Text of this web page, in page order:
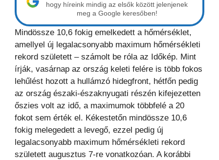
hogy híreink mindig az elsők között jelenjenek
meg a Google keresőben!
Mindössze 10,6 fokig emelkedett a hőmérséklet,
amellyel új legalacsonyabb maximum hőmérsékleti
rekord született – számolt be róla az Időkép. Mint
írják, vasárnap az ország keleti felére is több fokos
lehűlést hozott a hullámzó hidegfront, hétfőn pedig
az ország északi-északnyugati részén kifejezetten
őszies volt az idő, a maximumok többfelé a 20
fokot sem érték el. Kékestetőn mindössze 10,6
fokig melegedett a levegő, ezzel pedig új
legalacsonyabb maximum hőmérsékleti rekord
született augusztus 7-re vonatkozóan. A korábbi